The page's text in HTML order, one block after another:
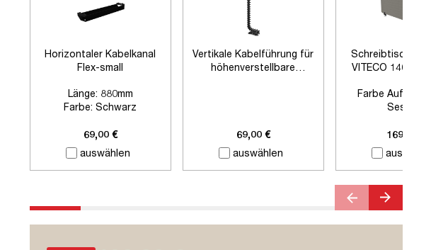
auswählen
Horizontaler Kabelkanal
Flex-small
Länge: 880mm
Farbe:Schwarz
69,00 €
auswählen
Vertikale Kabelführung für
höhenverstellbare
69,00 €
VITECO 140cm
Farbe
Sesame
Länge:
169,00 €